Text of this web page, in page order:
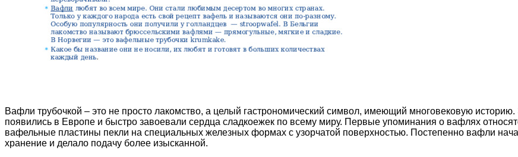
Вафли трубочкой – это не просто лакомство, а целый гастрономический символ, имеющий многовековую
появились в Европе и быстро завоевали сердца сладкоежек по всему миру. Первые упоминания о вафлях
вафельные пластины пекли на специальных железных формах с узорчатой поверхностью. Постепенно вафли
хранение и делало подачу более изысканной.